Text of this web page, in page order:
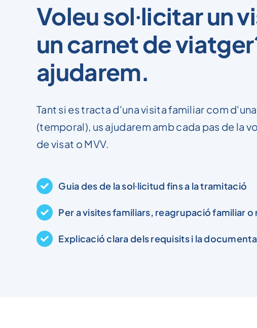
Voleu sol·licitar un
un carnet de
ajudarem.
Tant si es tracta d'una visita familiar com
(temporal), us ajudarem amb cada pas de la
de visat o MVV.
Guia des de la sol·licitud fins a la tramitació
Per a visites familiars, reagrupació familiar
Explicació clara dels requisits i la